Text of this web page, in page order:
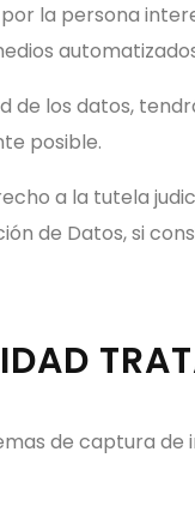
la persona
de los datos,
posible.
a la tutela
de Datos, si
de captura